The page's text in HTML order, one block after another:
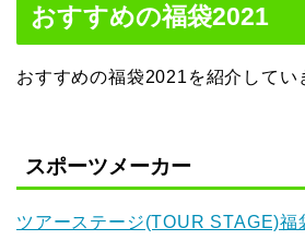
おすすめの福袋2021
おすすめの福袋2021を紹介してい
スポーツメーカー
ツアーステージ(TOUR STAGE)福